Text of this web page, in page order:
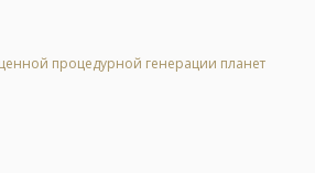
процедурной генерации планет